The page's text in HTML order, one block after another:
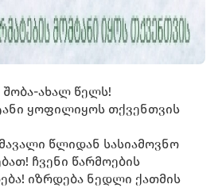
ახალ წელს!
ყოფილიყოს თქვენთვის
წლიდან სასიამოვნო
ჩვენი წარმოების
იზრდება ნედლი ქათმის